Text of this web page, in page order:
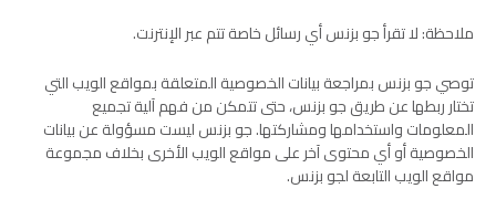
ملاحظة: لا تقرأ جو بزنس أي رسائل خاصة تتم عبر الإنترنت.
توصي جو بزنس بمراجعة بيانات الخصوصية المتعلقة بمواقع الويب التي
تختار ربطها عن طريق جو بزنس، حتى تتمكن من فهم آلية تجميع
المعلومات واستخدامها ومشاركتها. جو بزنس ليست مسؤولة عن بيانات
الخصوصية أو أي محتوى آخر على مواقع الويب الأخرى بخلاف مجموعة
مواقع الويب التابعة لجو بزنس.